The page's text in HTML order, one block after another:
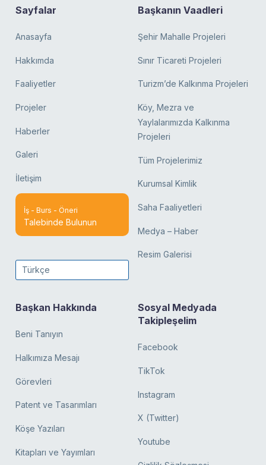
Sayfalar
Anasayfa
Hakkımda
Faaliyetler
Projeler
Haberler
Galeri
İletişim
İş - Burs - Öneri
Talebinde Bulunun
Türkçe
Başkanın Vaadleri
Şehir Mahalle Projeleri
Sınır Ticareti Projeleri
Turizm’de Kalkınma Projeleri
Köy, Mezra ve
Yaylalarımızda Kalkınma
Projeleri
Tüm Projelerimiz
Kurumsal Kimlik
Saha Faaliyetleri
Medya – Haber
Resim Galerisi
Başkan Hakkında
Beni Tanıyın
Halkımıza Mesajı
Görevleri
Patent ve Tasarımları
Köşe Yazıları
Kitapları ve Yayımları
Sosyal Medyada
Takipleşelim
Facebook
TikTok
Instagram
X (Twitter)
Youtube